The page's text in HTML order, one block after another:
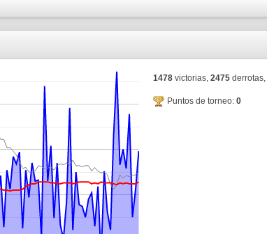
1478victorias, 2475derrotas,
Puntos de torneo: 0